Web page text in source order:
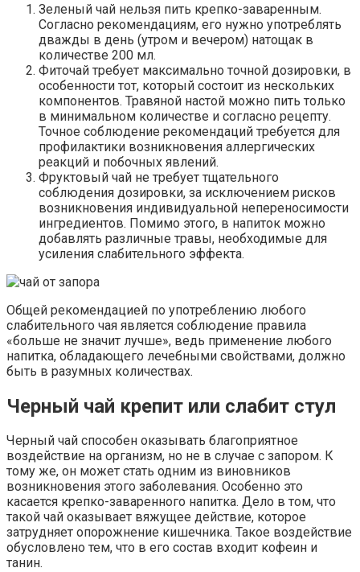
Зеленый чай нельзя пить крепко-заваренным.
Согласно рекомендациям, его нужно употреблять
дважды в день (утром и вечером) натощак в
количестве 200 мл.
Фиточай требует максимально точной дозировки, в
особенности тот, который состоит из нескольких
компонентов. Травяной настой можно пить только
в минимальном количестве и согласно рецепту.
Точное соблюдение рекомендаций требуется для
профилактики возникновения аллергических
реакций и побочных явлений.
Фруктовый чай не требует тщательного
соблюдения дозировки, за исключением рисков
возникновения индивидуальной непереносимости
ингредиентов. Помимо этого, в напиток можно
добавлять различные травы, необходимые для
усиления слабительного эффекта.
Общей рекомендацией по употреблению любого
слабительного чая является соблюдение правила
«больше не значит лучше», ведь применение любого
напитка, обладающего лечебными свойствами, должно
быть в разумных количествах.
Черный чай крепит или слабит стул
Черный чай способен оказывать благоприятное
воздействие на организм, но не в случае с запором. К
тому же, он может стать одним из виновников
возникновения этого заболевания. Особенно это
касается крепко-заваренного напитка. Дело в том, что
такой чай оказывает вяжущее действие, которое
затрудняет опорожнение кишечника. Такое воздействие
обусловлено тем, что в его состав входит кофеин и
танин.